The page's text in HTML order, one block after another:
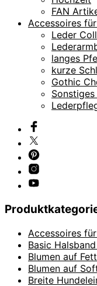
FAN
Accessoires
Leder
langes
kurze
Gothic
Accessoires
Basic
Blumen auf
Blumen auf
Breite